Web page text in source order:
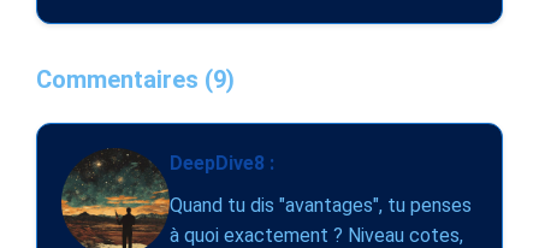
Commentaires (9)
DeepDive8 :
Quand tu dis "avantages", tu penses
à quoi exactement ? Niveau cotes,